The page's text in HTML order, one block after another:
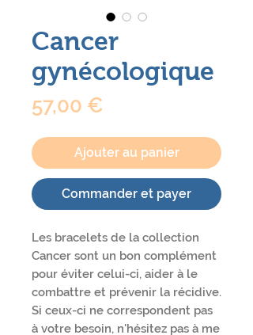
Cancer
gynécologique
57,00 €
Ajouter au panier
Commander et payer
Les bracelets de la collection
Cancer sont un bon complément
pour éviter celui-ci, aider à le
combattre et prévenir la récidive.
Si ceux-ci ne correspondent pas
à votre besoin, n'hésitez pas à me